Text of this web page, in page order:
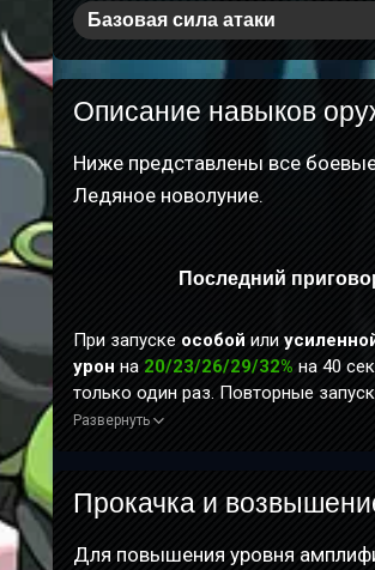
Базовая сила атаки
Описание навыков
Ниже представлены все
Ледяное новолуние.
Последний
При запуске особой или
урон на 20/23/26/29/32% на 40
только один раз. Повторные
наносимый агентом с этим
Развернуть
Прокачка и
Для повышения уровня